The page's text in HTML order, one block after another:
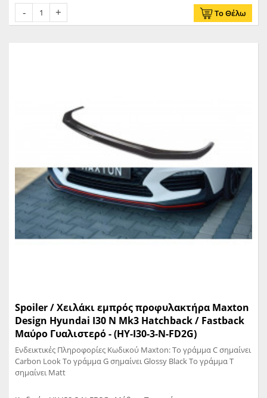
Το Θέλω
Spoiler / Χειλάκι εμπρός προφυλακτήρα Maxton
Design Hyundai I30 N Mk3 Hatchback / Fastback
Μαύρο Γυαλιστερό - (HY-I30-3-N-FD2G)
Ενδεικτικές Πληροφορίες Κωδικού Maxton: Το γράμμα C σημαίνει
Carbon Look Το γράμμα G σημαίνει Glossy Black Το γράμμα T
σημαίνει Matt